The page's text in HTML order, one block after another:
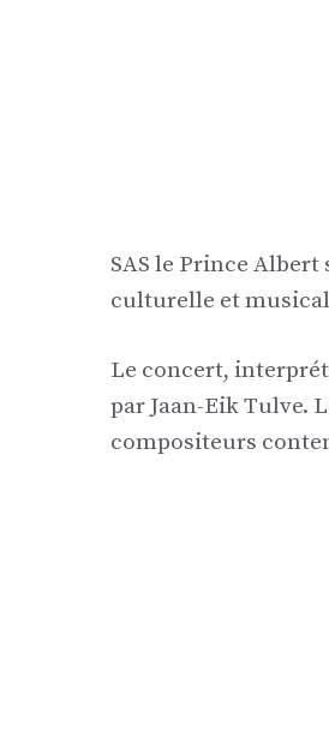
SAS le Prince
culturelle et
Le concert,
par Jaan-Eik Tulve.
compositeurs